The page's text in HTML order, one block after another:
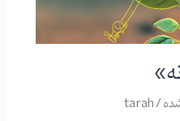
/
tarah